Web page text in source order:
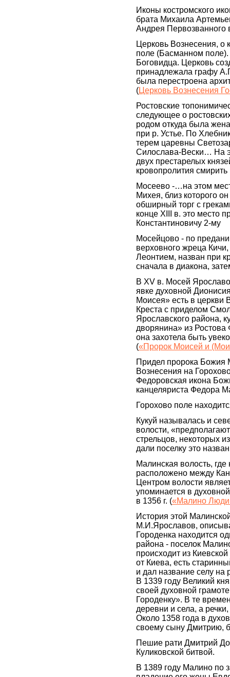
Иконы костромского
брата Михаила
Андрея Первозванного
Церковь Вознесения, о
поле (Басманном
Боговидца. Церковь
принадлежала графу
была перестроена
(Церковь Вознесения
Ростовские
следующее о
родом откуда была
при р. Устье. По
терем царевны
Силослава-Вески… На
двух престарелых
кровопролития
Мосеево -…на этом
Михея, близ которого
обширный торг с
конце XIII в. это место
Константиновичу 2-му
Мосейцово - по
верховного жреца
Леонтием, назван при
сначала в диакона,
В XV в. Мосей
явке духовной
Моисея» есть в церкви
Креста с приделом
Ярославского района,
дворянина» из
она захотела быть
(«Пророк Моисей и
Придел пророка Божия
Вознесения на
Федоровская икона
канцеляриста Федора
Горохово поле
Кукуй называлась и
волости,
стрельцов, некоторых
дали поселку это
Малинская волость,
расположено между
Центром волости
упоминается в
в 1356 г. («Малино Люди
История этой
М.И.Ярославов,
Городенка находится
района - поселок
происходит из
от Киева, есть
и дал название селу на
В 1339 году Великий
своей духовной
Городенку». В те
деревни и села, а
Около 1358 года в
своему сыну Дмитрию,
Пешие рати Дмитрий
Куликовской битвой.
В 1389 году Малино по